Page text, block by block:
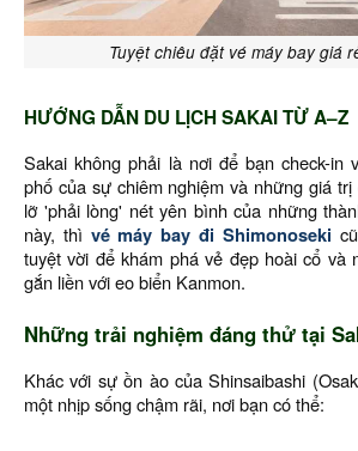
Tuyệt chiêu đặt vé máy bay giá
HƯỚNG DẪN DU LỊCH SAKAI TỪ A–Z
Sakai không phải là nơi để bạn check-in
phố của sự chiêm nghiệm và những giá
lỡ 'phải lòng' nét yên bình của những
này, thì vé máy bay đi Shimonoseki
tuyệt vời để khám phá vẻ đẹp hoài cổ và
gắn liền với eo biển Kanmon.
Những trải nghiệm đáng thử tại
Khác với sự ồn ào của Shinsaibashi
một nhịp sống chậm rãi, nơi bạn có thể: